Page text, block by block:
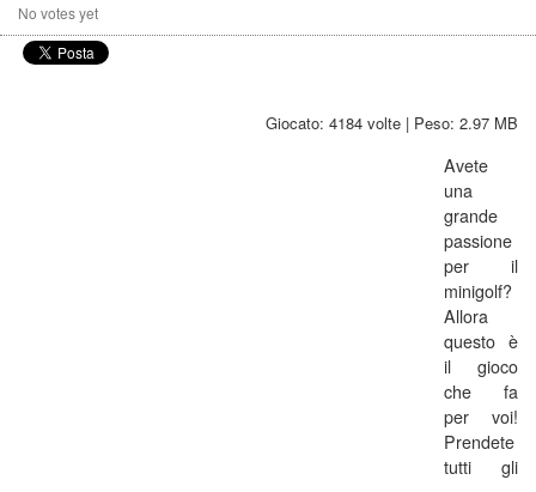
No votes yet
Giocato: 4184 volte | Peso: 2.97 MB
Avete
una
grande
passione
per il
minigolf?
Allora
questo è
il gioco
che fa
per voi!
Prendete
tutti gli